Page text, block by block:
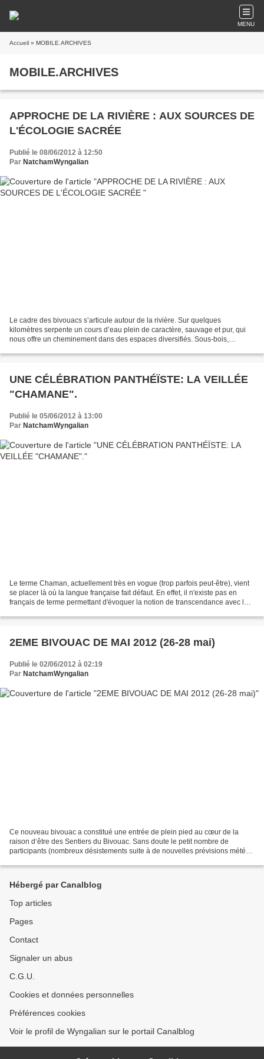
MENU
Accueil » MOBILE.ARCHIVES
MOBILE.ARCHIVES
APPROCHE DE LA RIVIÈRE : AUX SOURCES DE
L'ÉCOLOGIE SACRÉE
Publié le 08/06/2012 à 12:50
Par NatchamWyngalian
Le cadre des bivouacs s’articule autour de la rivière. Sur quelques
kilomètres serpente un cours d’eau plein de caractère, sauvage et pur, qui
nous offre un cheminement dans des espaces diversifiés. Sous-bois,
UNE CÉLÉBRATION PANTHÉÏSTE: LA VEILLÉE
"CHAMANE".
Publié le 05/06/2012 à 13:00
Par NatchamWyngalian
Le terme Chaman, actuellement très en vogue (trop parfois peut-être), vient
se placer là où la langue française fait défaut. En effet, il n'existe pas en
français de terme permettant d'évoquer la notion de transcendance avec les
2EME BIVOUAC DE MAI 2012 (26-28 mai)
Publié le 02/06/2012 à 02:19
Par NatchamWyngalian
Ce nouveau bivouac a constitué une entrée de plein pied au cœur de la
raison d‘être des Sentiers du Bivouac. Sans doute le petit nombre de
participants (nombreux désistements suite à de nouvelles prévisions météo
Hébergé par Canalblog
Top articles
Pages
Contact
Signaler un abus
C.G.U.
Cookies et données personnelles
Préférences cookies
Voir le profil de Wyngalian sur le portail Canalblog